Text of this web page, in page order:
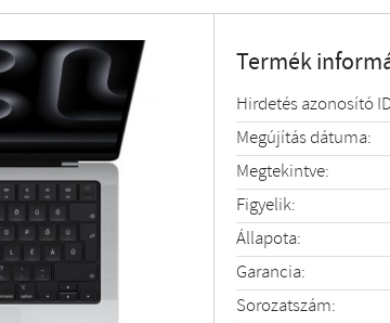
Termék
Hirdetés azonosító
Megújítás dátuma:
Megtekintve:
Figyelik:
Állapota:
Garancia:
Sorozatszám: